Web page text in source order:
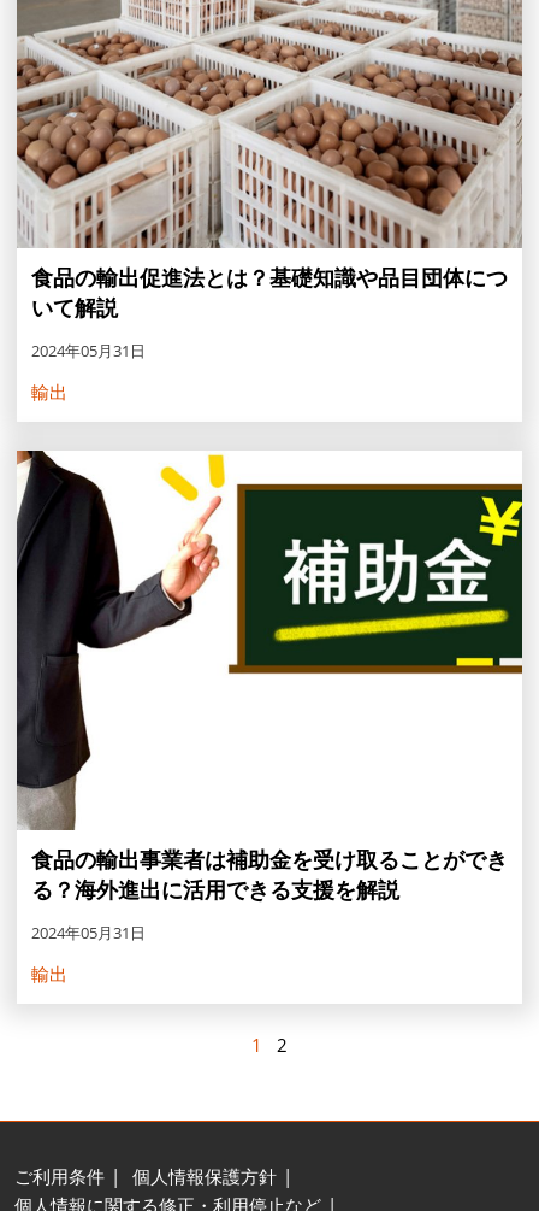
食品の輸出促進法とは？基礎知識や品目団体につ
いて解説
2024年05月31日
輸出
食品の輸出事業者は補助金を受け取ることができ
る？海外進出に活用できる支援を解説
2024年05月31日
輸出
1 2
ご利用条件
個人情報保護方針
個人情報に関する修正・利用停止など